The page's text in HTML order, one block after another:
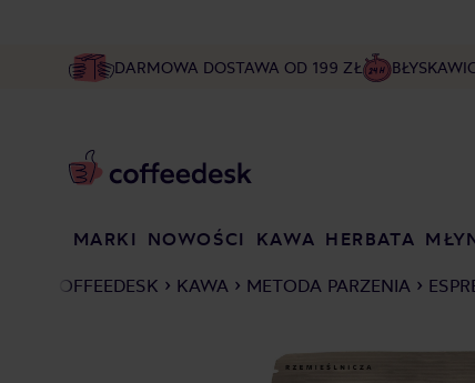
DARMOWA DOSTAWA OD 199 ZŁ
MARKI NOWOŚCI KAWA HERBATA
COFFEEDESK KAWA METODA PARZENIA